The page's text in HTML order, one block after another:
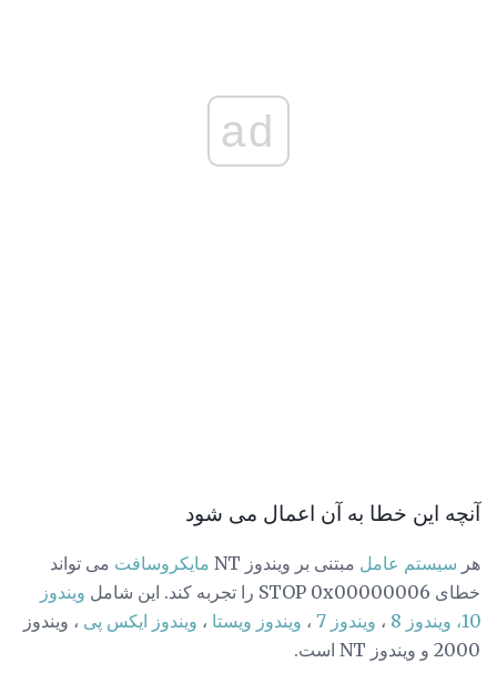
ad
آنچه این خطا به آن اعمال می شود
هر سیستم عامل مبتنی بر ویندوز NT مایکروسافت می تواند
خطای STOP 0x00000006 را تجربه کند. این شامل
ویندوز
10، ویندوز 8 ، ویندوز 7 ، ویندوز ویستا ، ویندوز ایکس پی ، ویندوز
2000 و ویندوز NT است.